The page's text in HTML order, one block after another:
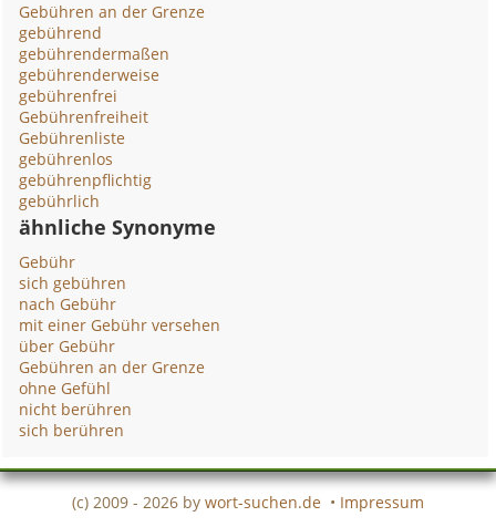
Gebühren an der Grenze
gebührend
gebührendermaßen
gebührenderweise
gebührenfrei
Gebührenfreiheit
Gebührenliste
gebührenlos
gebührenpflichtig
gebührlich
ähnliche Synonyme
Gebühr
sich gebühren
nach Gebühr
mit einer Gebühr versehen
über Gebühr
Gebühren an der Grenze
ohne Gefühl
nicht berühren
sich berühren
(c) 2009 - 2026 by wort-suchen.de • Impressum